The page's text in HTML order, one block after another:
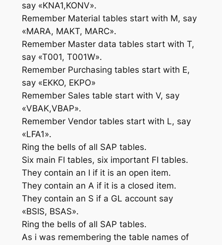
say «KNA1,KONV».
Remember Material tables start with M, say
«MARA, MAKT, MARC».
Remember Master data tables start with T,
say «T001, T001W».
Remember Purchasing tables start with E,
say «EKKO, EKPO»
Remember Sales table start with V, say
«VBAK,VBAP».
Remember Vendor tables start with L, say
«LFA1».
Ring the bells of all SAP tables.
Six main FI tables, six important FI tables.
They contain an I if it is an open item.
They contain an A if it is a closed item.
They contain an S if a GL account say
«BSIS, BSAS».
Ring the bells of all SAP tables.
As i was remembering the table names of